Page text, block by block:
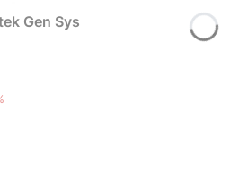
Gen Sys